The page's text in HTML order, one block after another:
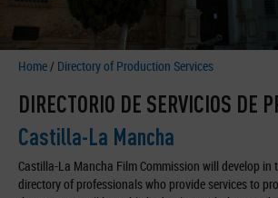
Home/ Directory of Production Services
DIRECTORIO DE SERVICIOS DE
Castilla-La Mancha
Castilla-La Mancha Film Commission will develop in
directory of professionals who provide services to